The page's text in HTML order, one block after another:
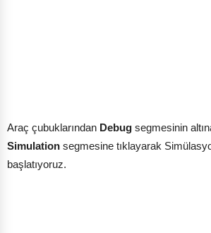
Araç çubuklarından Debug segmesinin
Simulation segmesine tıklayarak
başlatıyoruz.